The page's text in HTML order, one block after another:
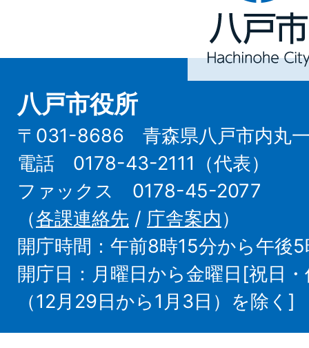
Hachinohe
City
八戸市役所
〒031-8686 青森県八戸市内丸一
電話 0178-43-2111（代表）
ファックス 0178-45-2077
（各課連絡先 / 庁舎案内）
開庁時間：午前8時15分から午後
開庁日：月曜日から金曜日[祝日
（12月29日から1月3日）を除く]